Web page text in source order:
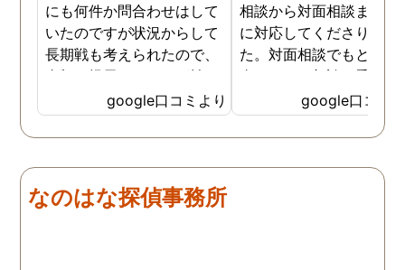
にも何件か問合わせはして
いたのですが状況からして
長期戦も考えられたので、
金額を提示されそれが払え
ないとそもそも相談もでき
ない状態でした。 そんな中
ダメ元で同じ相談をした
してくださり、そして私が
持ってる情報から的確にア
google口コミより
相談から対面相談まです
に対応してくださりまし
た。対面相談でもとても
身になって相談に乗って
ださりすぐに契約といっ
こともなく金銭的な問題
ありましたので相談して
さりました。結果として
google口コミ
なのはな探偵事務所